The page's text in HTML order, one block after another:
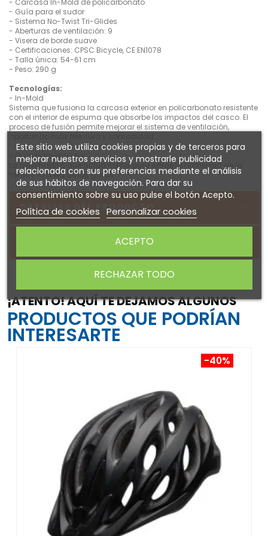
- Guía para el sudor
- Sistema No-Twist Tri-Glides
- Aberturas de ventilación: 9
- Visera de borde suave
- Certificaciones: CPSC Bicycle, CE EN1078
- Talla única: 54-61 cm
- Peso: 290 g
Tecnologías:
- In-Mold
Sistema que fusiona la carcasa exterior en policarbonato resistente
con el interior de espuma que absorbe los impactos del casco. El
proceso de fusión permite mejorar el sistema de ventilación,
- Guía para el sudor
La almohadilla que actúa como guía extrae la humedad de la
frente y la aleja de las gafas.
DETALLES DEL PRODUCTO
¡ATENTO! AQUÍ TE DEJAMOS ALGUNOS
PRODUCTOS QUE PODRÍAN
INTERESARTE
-40%
Este sitio web utiliza cookies propias y de terceros para
mejorar nuestros servicios y mostrarle publicidad
relacionada con sus preferencias mediante el análisis
de sus hábitos de navegación. Para dar su
consentimiento sobre su uso pulse el botón Acepto.
Política de cookies Personalizar cookies
RECHAZAR TODO
ACEPTO